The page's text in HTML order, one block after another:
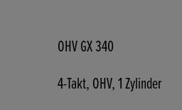
OHV GX 340
4-Takt, OHV, 1 Zylinder